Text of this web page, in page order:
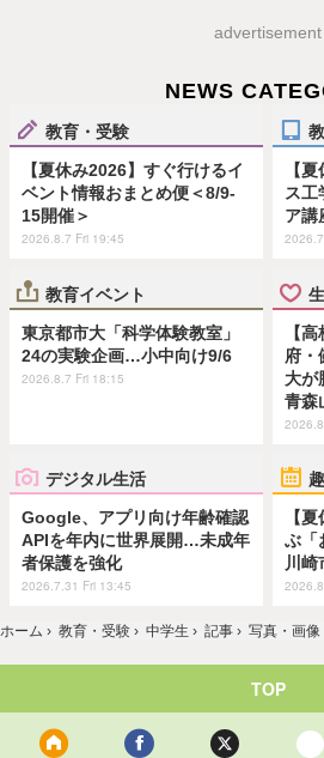
advertisement
NEWS
教育・受験
【夏休み2026】すぐ行けるイ
ベント情報おまとめ便＜8/9-
15開催＞
2026.8.7 Fri 19:45
【
ス工
ア講
教育イベント
東京都市大「科学体験教室」
24の実験企画…小中向け9/6
2026.8.7 Fri 18:15
【
府・
大が
青森
デジタル生活
Google、アプリ向け年齢確認
APIを年内に世界展開…未成年
者保護を強化
2026.7.31 Fri 13:45
【
ぶ「
川崎
ホーム › 教育・受験 › 中学生 › 記事 › 写真・画像
TOP